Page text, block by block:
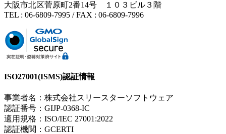
大阪市北区菅原町2番14号 １０３ビル３階
TEL : 06-6809-7995 / FAX : 06-6809-7996
ISO27001(ISMS)認証情報
事業者名：株式会社スリースターソフトウェア
認証番号：GIJP-0368-IC
適用規格：ISO/IEC 27001:2022
認証機関：GCERTI